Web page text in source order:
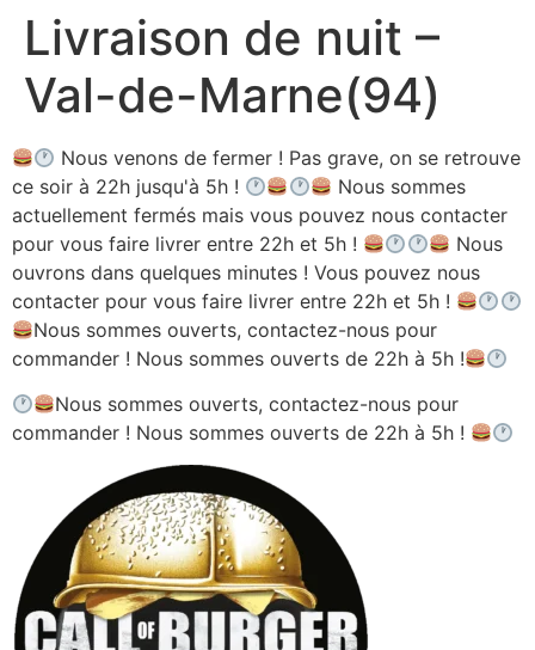
Aller
contenu
Livraison de nuit –
Val-de-Marne(94)
Nous venons de fermer ! Pas grave, on se retrouve
ce soir à 22h jusqu'à 5h !
Nous sommes
actuellement fermés mais vous pouvez nous contacter
pour vous faire livrer entre 22h et 5h !
Nous
ouvrons dans quelques minutes ! Vous pouvez nous
contacter pour vous faire livrer entre 22h et 5h !
Nous sommes ouverts, contactez-nous pour
commander ! Nous sommes ouverts de 22h à 5h !
Nous sommes ouverts, contactez-nous pour
commander ! Nous sommes ouverts de 22h à 5h !